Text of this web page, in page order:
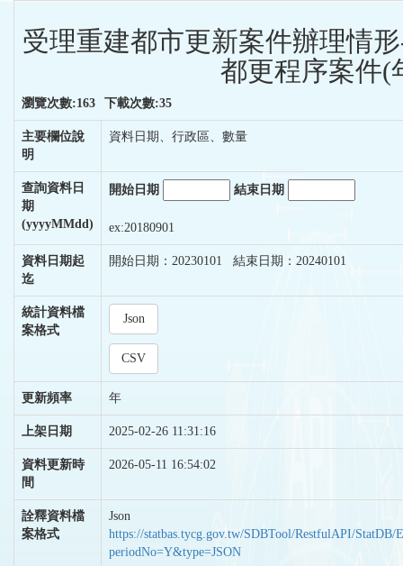
受理重建都市更新案件辦理情
都更程序案件(
瀏覽次數:163 下載次數:35
主要欄位說
明
資料日期、行政區、數量
查詢資料日
期
(yyyyMMdd)
開始日期 結束日期
ex:20180901
資料日期起
迄
開始日期：20230101 結束日期：20240101
統計資料檔
案格式
Json
CSV
更新頻率 年
上架日期 2025-02-26 11:31:16
資料更新時
間
2026-05-11 16:54:02
詮釋資料檔
案格式
Json
https://statbas.tycg.gov.tw/SDBTool/RestfulAPI/StatDB/
periodNo=Y&type=JSON